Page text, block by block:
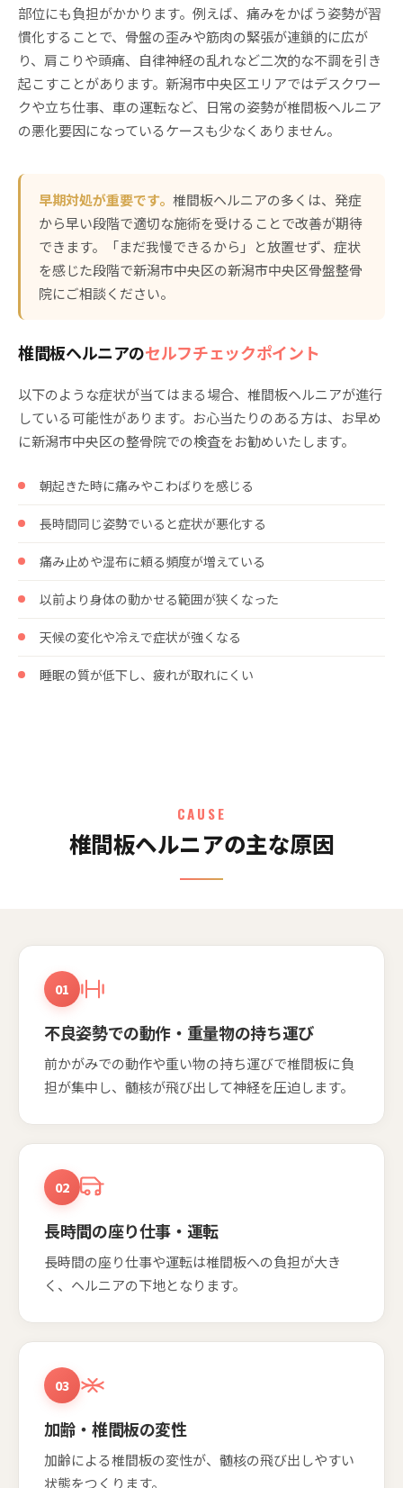
部位にも負担がかかります。例えば、痛みをかばう姿勢が習
慣化することで、骨盤の歪みや筋肉の緊張が連鎖的に広が
り、肩こりや頭痛、自律神経の乱れなど二次的な不調を引き
起こすことがあります。新潟市中央区エリアではデスクワー
クや立ち仕事、車の運転など、日常の姿勢が椎間板ヘルニア
の悪化要因になっているケースも少なくありません。
早期対処が重要です。 椎間板ヘルニアの多くは、発症
から早い段階で適切な施術を受けることで改善が期待
できます。「まだ我慢できるから」と放置せず、症状
を感じた段階で新潟市中央区の新潟市中央区骨盤整骨
院にご相談ください。
椎間板ヘルニアのセルフチェックポイント
以下のような症状が当てはまる場合、椎間板ヘルニアが進行
している可能性があります。お心当たりのある方は、お早め
に新潟市中央区の整骨院での検査をお勧めいたします。
朝起きた時に痛みやこわばりを感じる
長時間同じ姿勢でいると症状が悪化する
痛み止めや湿布に頼る頻度が増えている
以前より身体の動かせる範囲が狭くなった
天候の変化や冷えで症状が強くなる
睡眠の質が低下し、疲れが取れにくい
CAUSE
椎間板ヘルニアの主な原因
01
不良姿勢での動作・重量物の持ち運び
前かがみでの動作や重い物の持ち運びで椎間板に負
担が集中し、髄核が飛び出して神経を圧迫します。
02
長時間の座り仕事・運転
長時間の座り仕事や運転は椎間板への負担が大き
く、ヘルニアの下地となります。
03
加齢・椎間板の変性
加齢による椎間板の変性が、髄核の飛び出しやすい
状態をつくります。